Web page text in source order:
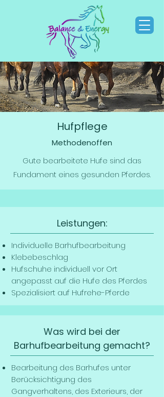
Hufpflege
Methodenoffen
Gute bearbeitete Hufe sind das
Fundament eines gesunden Pferdes.
Leistungen:
Individuelle Barhufbearbeitung
Klebebeschlag
Hufschuhe individuell vor Ort
angepasst auf die Hufe des Pferdes
Spezialisiert auf Hufrehe-Pferde
Was wird bei der
Barhufbearbeitung gemacht?
Bearbeitung des Barhufes unter
Berücksichtigung des
Gangverhaltens, des Exterieurs, der